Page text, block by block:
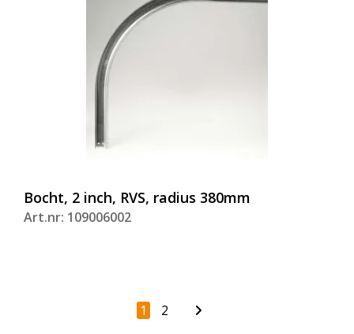
Bocht, 2 inch, RVS, radius 380mm
Art.nr: 109006002
1 2